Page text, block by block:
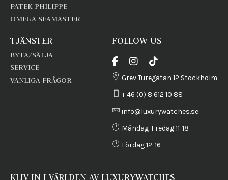
PATEK PHILIPPE
OMEGA SEAMASTER
TJÄNSTER
BYTA/SÄLJA
SERVICE
VANLIGA FRÅGOR
FOLLOW US
Grev Turegatan 12 Stockholm
+ 46 (0) 8 612 10 88
info@luxurywatches.se
Måndag-Fredag 11-18
Lördag 12-16
KLIV IN I VÄRLDEN AV LUXURYWATCHES